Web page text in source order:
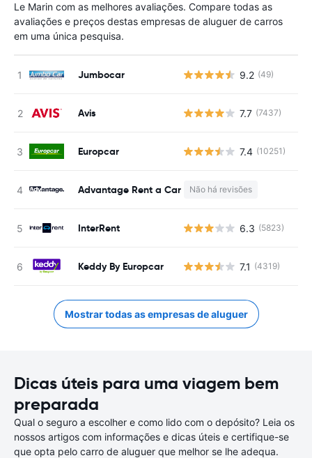
Le Marin com as melhores avaliações. Compare todas as
avaliações e preços destas empresas de aluguer de carros
em uma única pesquisa.
Jumbocar 9.2 (49)
Avis 7.7 (7437)
Europcar 7.4 (10251)
Advantage Rent a Car Não há revisões
InterRent 6.3 (5823)
Keddy By Europcar 7.1 (4319)
Mostrar todas as empresas de aluguer
Dicas úteis para uma viagem bem
preparada
Qual o seguro a escolher e como lido com o depósito? Leia os
nossos artigos com informações e dicas úteis e certifique-se
que opta pelo carro de aluguer que melhor se lhe adequa.